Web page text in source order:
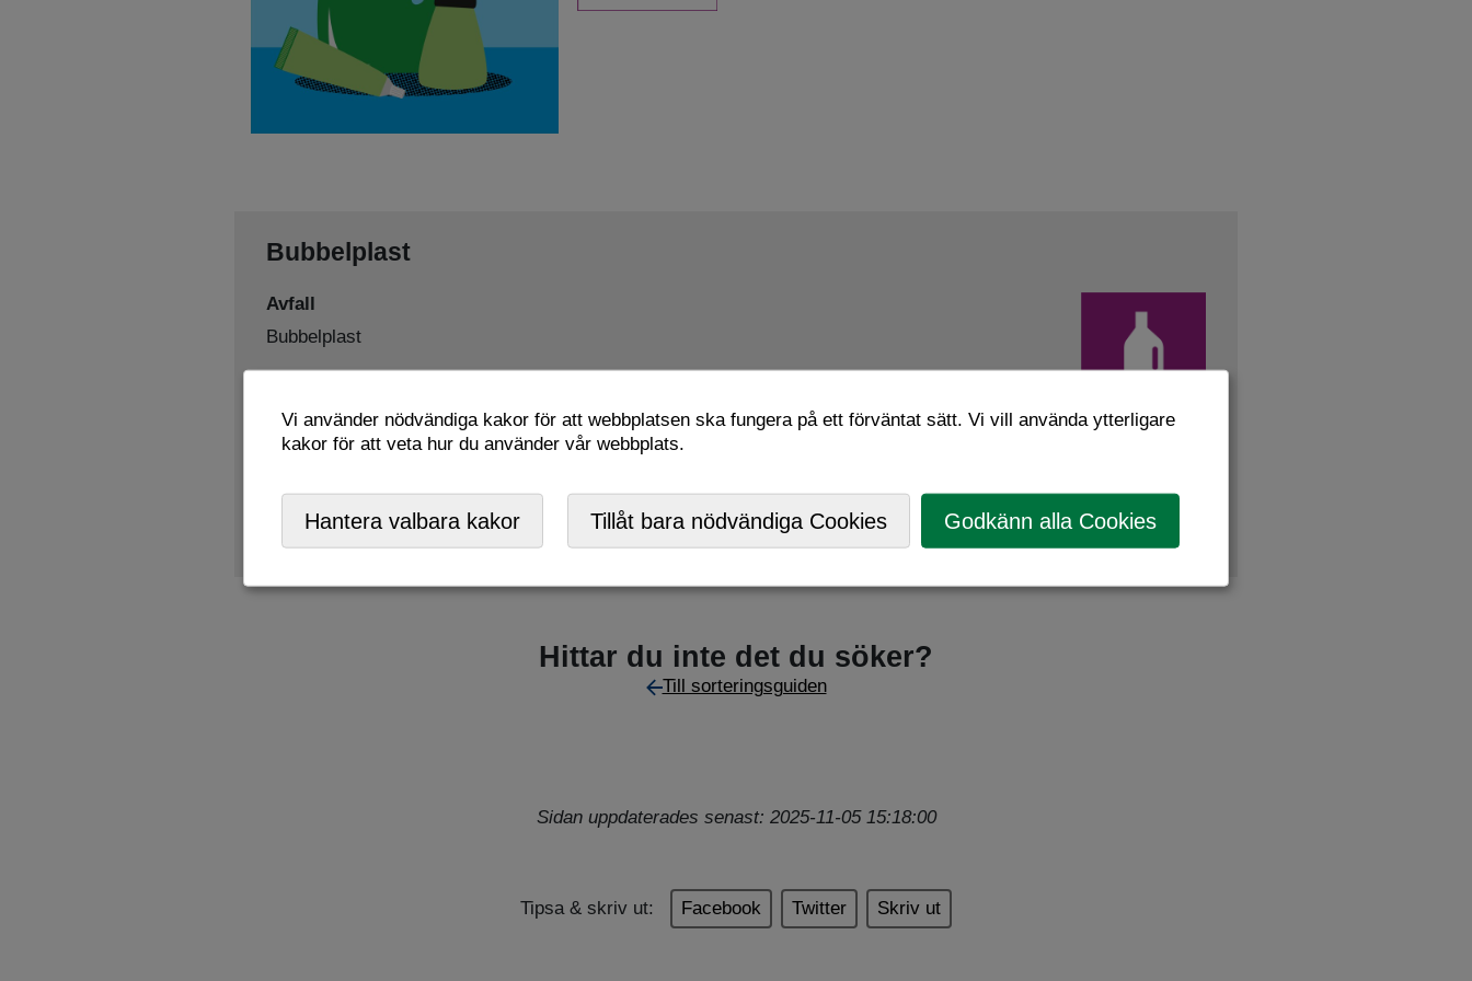
Bubbelplast
Avfall
Bubbelplast
Plastförpackningar
Hittar du inte det du söker?
Till sorteringsguiden
Sidan uppdaterades senast: 2025-11-05 15:18:00
Tipsa & skriv ut: Facebook Twitter Skriv ut
Vi använder nödvändiga kakor för att webbplatsen ska fungera på ett förväntat sätt. Vi vill använda ytterligare
kakor för att veta hur du använder vår webbplats.
Hantera valbara kakor Tillåt bara nödvändiga Cookies Godkänn alla Cookies